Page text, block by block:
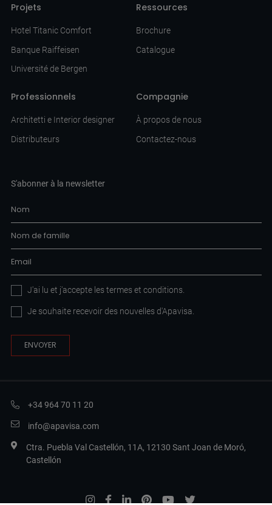
Projets
Hotel Titanic Comfort
Banque Raiffeisen
Université de Bergen
Ressources
Brochure
Catalogue
Professionnels
Architetti e Interior designer
Distributeurs
Compagnie
À propos de nous
Contactez-nous
S'abonner à la newsletter
J'ai lu et j'accepte lestermes et conditions
Je souhaite recevoir des nouvelles d'Apavisa.
+34 964 70 11 20
info@apavisa.com
Ctra. Puebla Val Castellón, 11A, 12130 Sant Joan de Moró,
Castellón